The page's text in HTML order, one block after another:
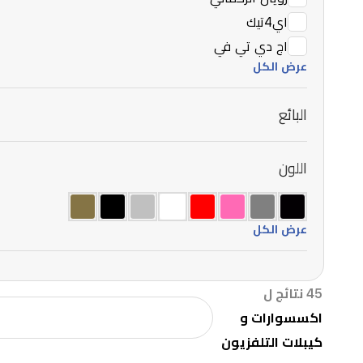
اي4تيك
اج دي تي في
عرض الكل
البائع
اللون
عرض الكل
45 نتائج ل
اكسسوارات و
كيبلات التلفزيون